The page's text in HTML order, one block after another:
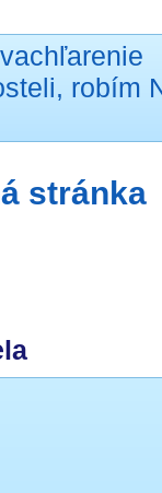
robím
stránka